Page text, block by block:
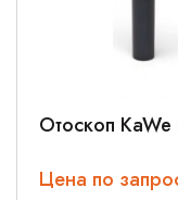
Отоскоп
Цена по